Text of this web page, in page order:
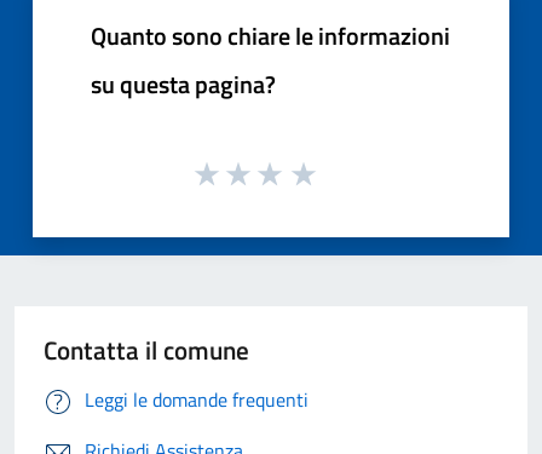
Quanto sono chiare le informazioni
su questa pagina?
Contatta il comune
Leggi le domande frequenti